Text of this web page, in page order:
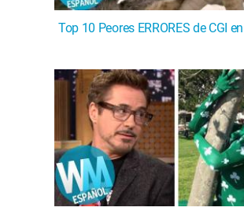
Top 10 Peores ERRORES de CGI